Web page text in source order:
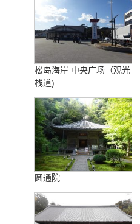
松岛海岸 中央广场（观光
栈道)
圆通院